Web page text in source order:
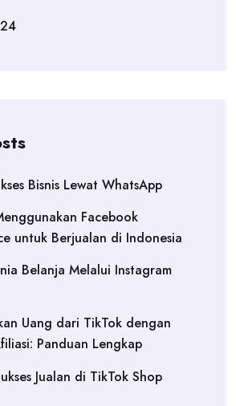
Bisnis Lewat WhatsApp
Facebook
untuk Berjualan di Indonesia
Belanja Melalui Instagram
Uang dari TikTok dengan
Panduan Lengkap
Jualan di TikTok Shop